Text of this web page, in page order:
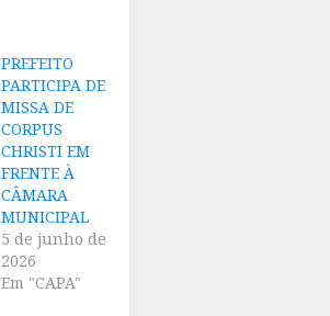
PREFEITO
PARTICIPA DE
MISSA DE
CORPUS
CHRISTI EM
FRENTE À
CÂMARA
MUNICIPAL
5 de junho de
2026
Em "CAPA"